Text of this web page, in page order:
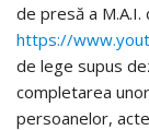
de presă a
https://
de lege supus
completarea
persoanelor,